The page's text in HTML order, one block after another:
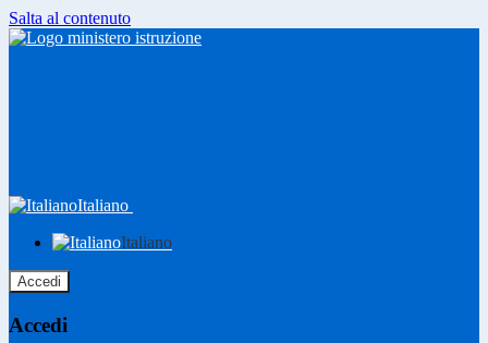
Salta al contenuto
Italiano
Italiano
Accedi
Accedi